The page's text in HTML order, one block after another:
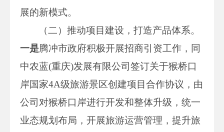
展的新模式。
（二）推动项目建设，打造产品体系。
一是腾冲市政府积极开展招商引资工作，同
中农蓝(重庆)发展有限公司签订关于猴桥口
岸国家4A级旅游景区创建项目合作协议，由
公司对猴桥口岸进行开发和整体升级，统一
业态规划布局，开展旅游运营管理，提升旅